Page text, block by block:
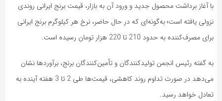
با آغاز برداشت محصول جدید و ورود آن به بازار، قیمت برنج ایرانی روندی
نزولی یافته است؛ به‌گونه‌ای که در حال حاضر، نرخ هر کیلوگرم برنج ایرانی
برای مصرف‌کننده به حدود 210 تا 220 هزار تومان رسیده است.
به گفته رئیس انجمن تولیدکنندگان و تأمین‌کنندگان برنج، برآوردها نشان
می‌دهد در صورت تداوم روند کاهشی، قیمت‌ها طی 2 تا 3 هفته آینده به
تعادل خواهد رسید.